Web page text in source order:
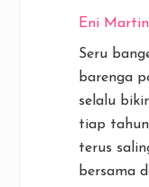
Eni
Seru
barenga
selalu
tiap
terus
bersama